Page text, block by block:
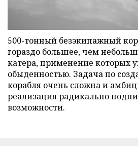
500-тонный безэкипажный
гораздо большее, чем
катера, применение которых
обыденностью. Задача по
корабля очень сложна и
реализация радикально
возможности.